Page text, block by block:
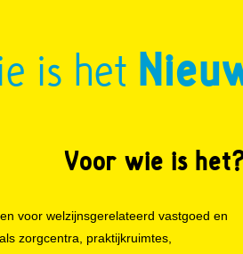
is het
Voor wie is
voor welzijnsgerelateerd vastgoed en
zorgcentra, praktijkruimtes,